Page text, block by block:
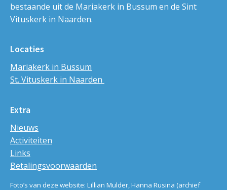
bestaande uit de Mariakerk in Bussum en de Sint
Vituskerk in Naarden.
Locaties
Mariakerk in Bussum
St. Vituskerk in Naarden
Extra
Nieuws
Activiteiten
Links
Betalingsvoorwaarden
Foto’s van deze website: Lillian Mulder, Hanna Rusina (archief